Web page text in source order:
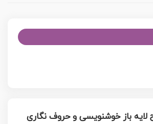
لایه باز خوشنویسی و حروف نگاری